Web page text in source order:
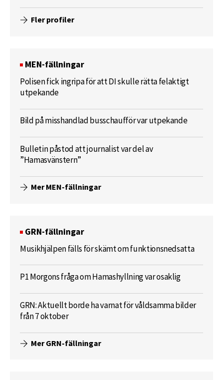
Fler profiler
MEN-fällningar
Polisen fick ingripa för att DI skulle rätta felaktigt
utpekande
Bild på misshandlad busschaufför var utpekande
Bulletin påstod att journalist var del av
”Hamasvänstern”
Mer MEN-fällningar
GRN-fällningar
Musikhjälpen fälls för skämt om funktionsnedsatta
P1 Morgons fråga om Hamashyllning var osaklig
GRN: Aktuellt borde ha varnat för våldsamma bilder
från 7 oktober
Mer GRN-fällningar